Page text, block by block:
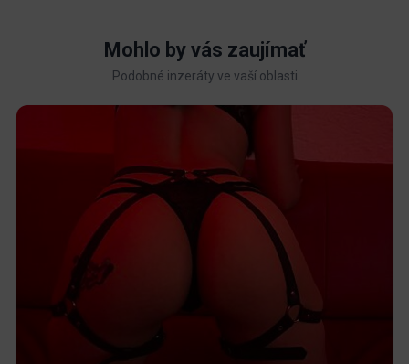
Mohlo by vás zaujímať
Podobné inzeráty ve vaší oblasti